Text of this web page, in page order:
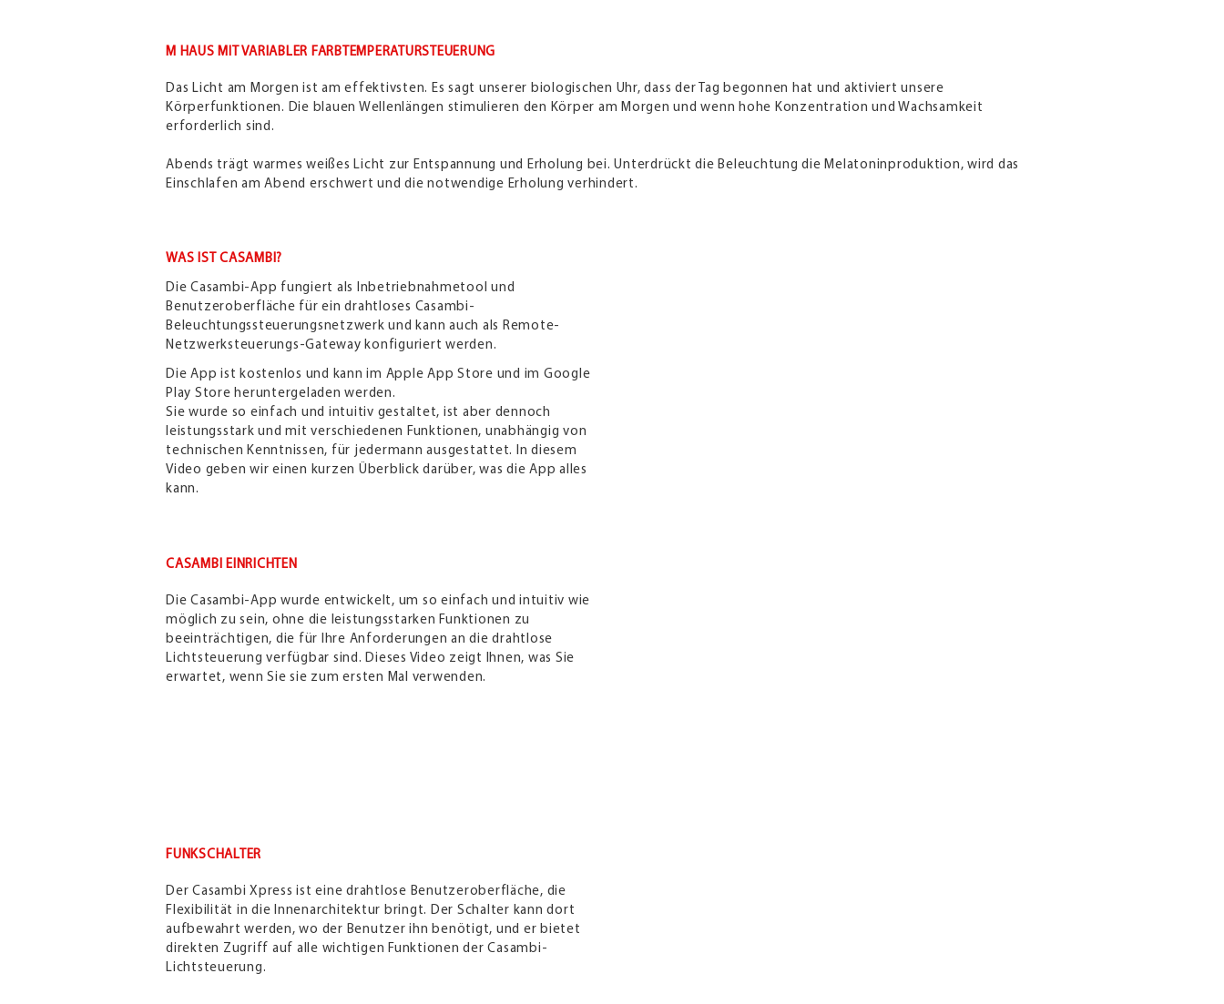
M HAUS MIT VARIABLER FARBTEMPERATURSTEUERUNG
Das Licht am Morgen ist am effektivsten. Es sagt unserer biologischen Uhr, dass der Tag begonnen hat und aktiviert unsere
Körperfunktionen. Die blauen Wellenlängen stimulieren den Körper am Morgen und wenn hohe Konzentration und Wachsamkeit
erforderlich sind.
Abends trägt warmes weißes Licht zur Entspannung und Erholung bei. Unterdrückt die Beleuchtung die Melatoninproduktion, wird das
Einschlafen am Abend erschwert und die notwendige Erholung verhindert.
WAS IST CASAMBI?
Die Casambi-App fungiert als Inbetriebnahmetool und
Benutzeroberfläche für ein drahtloses Casambi-
Beleuchtungssteuerungsnetzwerk und kann auch als Remote-
Netzwerksteuerungs-Gateway konfiguriert werden.
Die App ist kostenlos und kann im Apple App Store und im Google
Play Store heruntergeladen werden.
Sie wurde so einfach und intuitiv gestaltet, ist aber dennoch
leistungsstark und mit verschiedenen Funktionen, unabhängig von
technischen Kenntnissen, für jedermann ausgestattet. In diesem
Video geben wir einen kurzen Überblick darüber, was die App alles
kann.
CASAMBI EINRICHTEN
Die Casambi-App wurde entwickelt, um so einfach und intuitiv wie
möglich zu sein, ohne die leistungsstarken Funktionen zu
beeinträchtigen, die für Ihre Anforderungen an die drahtlose
Lichtsteuerung verfügbar sind. Dieses Video zeigt Ihnen, was Sie
erwartet, wenn Sie sie zum ersten Mal verwenden.
FUNKSCHALTER
Der Casambi Xpress ist eine drahtlose Benutzeroberfläche, die
Flexibilität in die Innenarchitektur bringt. Der Schalter kann dort
aufbewahrt werden, wo der Benutzer ihn benötigt, und er bietet
direkten Zugriff auf alle wichtigen Funktionen der Casambi-
Lichtsteuerung.